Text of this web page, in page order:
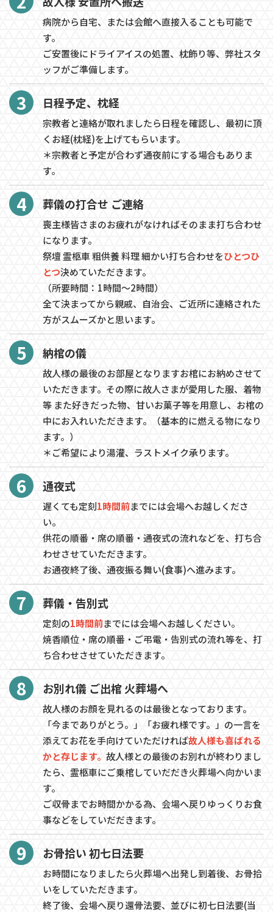
病院から自宅、または会館へ直接入ることも可能で
す。
ご安置後にドライアイスの処置、枕飾り等、弊社スタ
ッフがご準備します。
3 日程予定、枕経
宗教者と連絡が取れましたら日程を確認し、最初に頂
くお経(枕経)を上げてもらいます。
＊宗教者と予定が合わず通夜前にする場合もありま
す。
4 葬儀の打合せ ご連絡
喪主様皆さまのお疲れがなければそのまま打ち合わせ
になります。
祭壇 霊柩車 粗供養 料理 細かい打ち合わせをひとつひ
とつ決めていただきます。
（所要時間：1時間～2時間）
全て決まってから親戚、自治会、ご近所に連絡された
方がスムーズかと思います。
5 納棺の儀
故人様の最後のお部屋となりますお棺にお納めさせて
いただきます。その際に故人さまが愛用した服、着物
等 また好きだった物、甘いお菓子等を用意し、お棺の
中にお入れいただきます。（基本的に燃える物になり
ます。）
＊ご希望により湯灌、ラストメイク承ります。
6 通夜式
遅くても定刻1時間前までには会場へお越しくださ
い。
供花の順番・席の順番・通夜式の流れなどを、打ち合
わせさせていただきます。
お通夜終了後、通夜振る舞い(食事)へ進みます。
7 葬儀・告別式
定刻の1時間前までには会場へお越しください。
焼香順位・席の順番・ご弔電・告別式の流れ等を、打
ち合わせさせていただきます。
8 お別れ儀 ご出棺 火葬場へ
故人様のお顔を見れるのは最後となっております。
「今までありがとう。」「お疲れ様です。」の一言を
添えてお花を手向けていただければ故人様も喜ばれる
かと存じます。 故人様との最後のお別れが終わりまし
たら、霊柩車にご乗棺していだだき火葬場へ向かいま
す。
ご収骨までお時間かかる為、会場へ戻りゆっくりお食
事などをしていだだきます。
9 お骨拾い 初七日法要
お時間になりましたら火葬場へ出発し到着後、お骨拾
いをしていただきます。
終了後、会場へ戻り還骨法要、並びに初七日法要(当